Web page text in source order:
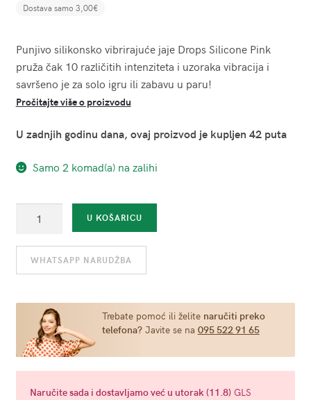
Dostava samo 3,00€
Punjivo silikonsko vibrirajuće jaje Drops Silicone Pink
pruža čak 10 različitih intenziteta i uzoraka vibracija i
savršeno je za solo igru ili zabavu u paru!
Pročitajte više o proizvodu
U zadnjih godinu dana, ovaj proizvod je kupljen 42 puta
Samo 2 komad(a) na zalihi
s
daljinskim
Drops
Silicone
Pink
količina
U KOŠARICU
WHATSAPP NARUDŽBA
Trebate pomoć ili želite naručiti preko
telefona?Javite se na 095 522 91 65
Naručitesadai dostavljamo već u utorak (11.8) GLS